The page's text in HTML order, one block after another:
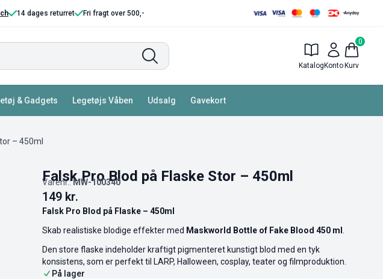
14 dages returret Fri fragt over 500,-
Katalog Konto
0
Kurv
& Gadgets Legetøjs Våben Udsalg Gavekort
– 450ml
Falsk Pro Blod på Flaske Stor – 450ml
Varenr.:MW-100340
149 kr.
Falsk Pro Blod på Flaske – 450ml
Skab realistiske blodige effekter med Maskworld Bottle of Fake Blood 450 ml
Den store flaske indeholder kraftigt pigmenteret kunstigt blod med en tyk
konsistens, som er perfekt til LARP, Halloween, cosplay, teater og filmproduktion.
På lager